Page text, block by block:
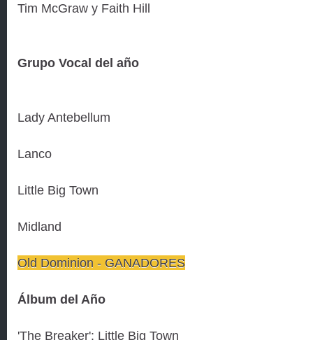
Tim McGraw y Faith Hill
Grupo Vocal del año
Lady Antebellum
Lanco
Little Big Town
Midland
Old Dominion - GANADORES
Álbum del Año
'The Breaker': Little Big Town